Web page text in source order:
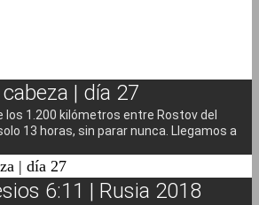
| día 27
los 1.200 kilómetros entre Rostov del
13 horas, sin parar nunca. Llegamos a
6:11 | Rusia 2018